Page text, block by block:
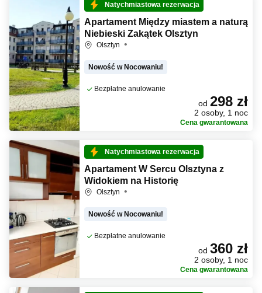
Natychmiastowa rezerwacja
Apartament Między miastem a naturą
Niebieski Zakątek Olsztyn
Olsztyn
Nowość w Nocowaniu!
Bezpłatne anulowanie
od 298 zł
2 osoby, 1 noc
Cena gwarantowana
Natychmiastowa rezerwacja
Apartament W Sercu Olsztyna z
Widokiem na Historię
Olsztyn
Nowość w Nocowaniu!
Bezpłatne anulowanie
od 360 zł
2 osoby, 1 noc
Cena gwarantowana